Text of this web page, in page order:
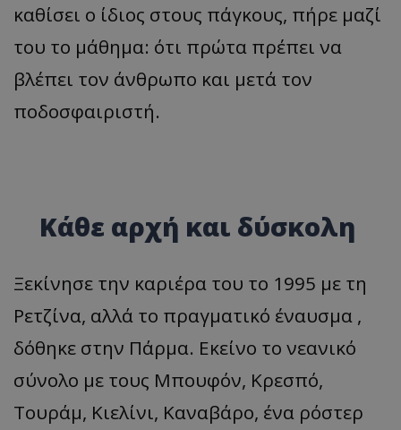
καθίσει ο ίδιος στους πάγκους, πήρε μαζί
του το μάθημα: ότι πρώτα πρέπει να
βλέπει τον άνθρωπο και μετά τον
ποδοσφαιριστή.
Κάθε αρχή και δύσκολη
Ξεκίνησε την καριέρα του το 1995 με τη
Ρετζίνα, αλλά το πραγματικό έναυσμα ,
δόθηκε στην Πάρμα. Εκείνο το νεανικό
σύνολο με τους Μπουφόν, Κρεσπό,
Τουράμ, Κιελίνι, Καναβάρο, ένα ρόστερ